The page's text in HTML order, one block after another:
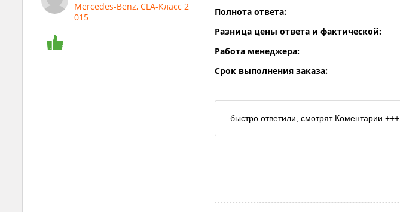
Mercedes-Benz, CLA-Класс 2
015
Полнота ответа:
Разница цены ответа и фактической:
Работа менеджера:
Срок выполнения заказа:
быстро ответили, смотрят Коментарии +++